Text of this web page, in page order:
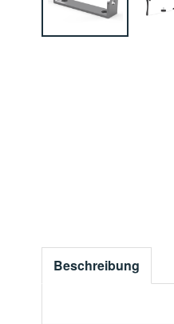
Beschreibung